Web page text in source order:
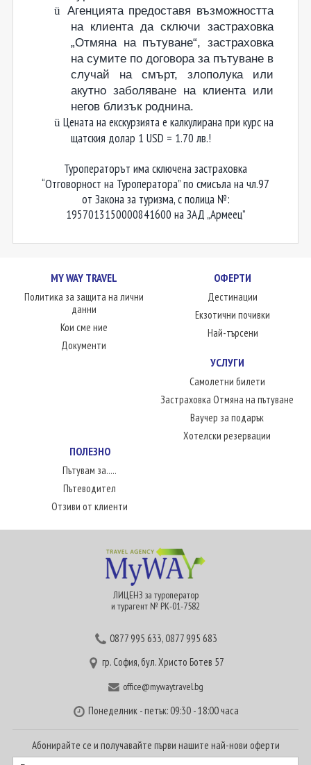
ü Агенцията предоставя възможността
на клиента да сключи застраховка
„Отмяна на пътуване“, застраховка
на сумите по договора за пътуване в
случай на смърт, злополука или
акутно заболяване на клиента или
негов близък роднина.
ü Цената на екскурзията е калкулирана при курс на
щатския долар 1 USD = 1.70 лв.!
Туроператорът има сключена застраховка
“Отговорност на Туроператора” по смисъла на чл.97
от Закона за туризма, с полица №:
1957013150000841600 на ЗАД „Армеец”
MY WAY TRAVEL
Политика за защита на лични
данни
Кои сме ние
Документи
ОФЕРТИ
Дестинации
Екзотични почивки
Най-търсени
УСЛУГИ
Самолетни билети
Застраховка Отмяна на пътуване
Ваучер за подарък
Хотелски резервации
ПОЛЕЗНО
Пътувам за.....
Пътеводител
Отзиви от клиенти
ЛИЦЕНЗ за туроператор
и турагент № РК-01-7582
0877 995 633,0877 995 683
гр. София, бул. Христо Ботев 57
office@mywaytravel.bg
Понеделник - петък: 09:30 - 18:00 часа
Абонирайте се и получавайте първи нашите най-нови оферти